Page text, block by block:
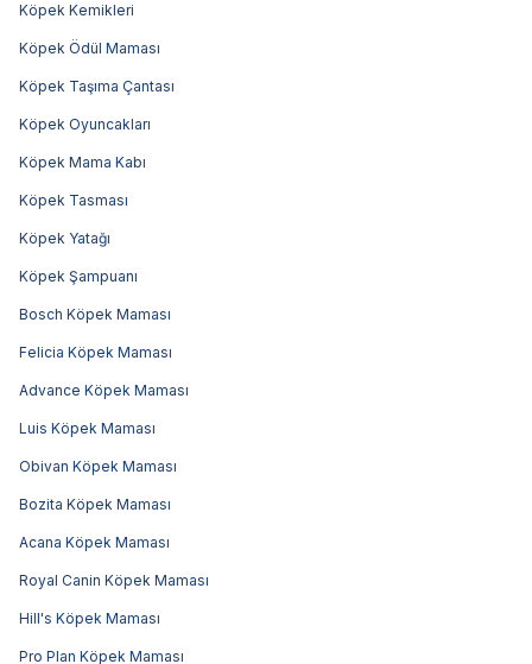
Köpek Kemikleri
Köpek Ödül Maması
Köpek Taşıma Çantası
Köpek Oyuncakları
Köpek Mama Kabı
Köpek Tasması
Köpek Yatağı
Köpek Şampuanı
Bosch Köpek Maması
Felicia Köpek Maması
Advance Köpek Maması
Luis Köpek Maması
Obivan Köpek Maması
Bozita Köpek Maması
Acana Köpek Maması
Royal Canin Köpek Maması
Hill's Köpek Maması
Pro Plan Köpek Maması